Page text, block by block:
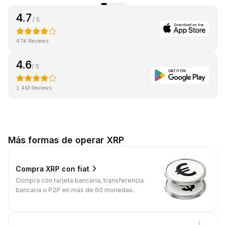
4.7/ 5
47K Reviews
4.6/ 5
1.4M Reviews
Más formas de operar XRP
Compra XRP con fiat
Compra con tarjeta bancaria, transferencia
bancaria o P2P en más de 60 monedas.